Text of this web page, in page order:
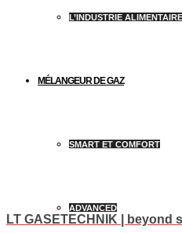
L’INDUSTRIE
MÉLANGEUR DE GAZ
SMART ET COMFORT
ADVANCED
LT GASETECHNIK | beyond